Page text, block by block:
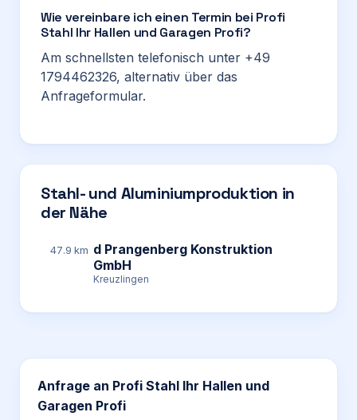
Wie vereinbare ich einen Termin bei Profi
Stahl Ihr Hallen und Garagen Profi?
Am schnellsten telefonisch unter +49
1794462326, alternativ über das
Anfrageformular.
Stahl- und Aluminiumproduktion in
der Nähe
47.9 km d Prangenberg Konstruktion
GmbH
Kreuzlingen
Anfrage an Profi Stahl Ihr Hallen und
Garagen Profi